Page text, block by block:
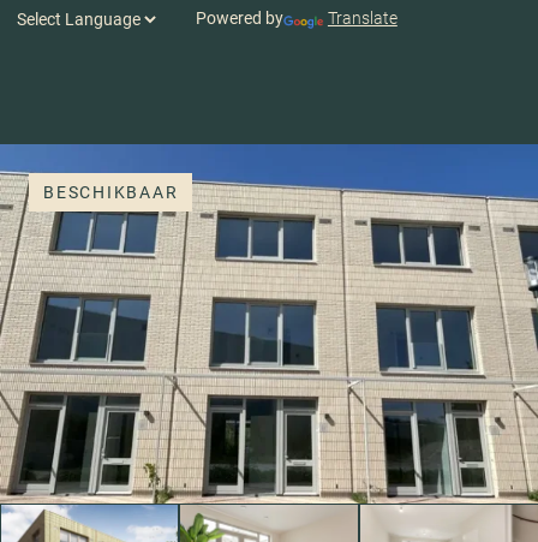
Powered by Translate
BESCHIKBAAR